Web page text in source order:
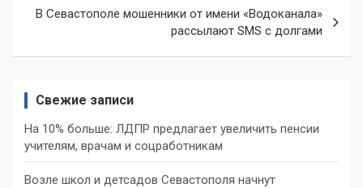
В Севастополе мошенники от имени «Водоканала»
рассылают SMS с долгами
Свежие записи
На 10% больше: ЛДПР предлагает увеличить пенсии
учителям, врачам и соцработникам
Возле школ и детсадов Севастополя начнут